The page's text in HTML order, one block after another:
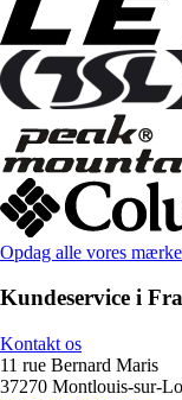
Opdag alle vores
Kundeservice i
Kontakt os
11 rue Bernard Maris
37270 Montlouis-sur-